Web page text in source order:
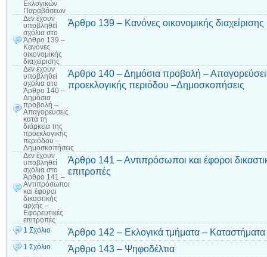
Εκλογικών
Παραβάσεων
Δεν έχουν
υποβληθεί
σχόλια στο
Άρθρο 139 –
Κανόνες
οικονομικής
διαχείρισης
Άρθρο 139 – Κανόνες οικονομικής διαχείρισης
Δεν έχουν
υποβληθεί
σχόλια στο
Άρθρο 140 –
Δημόσια
προβολή –
Απαγορεύσεις
κατά τη
διάρκεια της
προεκλογικής
περιόδου –
Δημοσκοπήσεις
Άρθρο 140 – Δημόσια προβολή – Απαγορεύσεις
προεκλογικής περιόδου –Δημοσκοπήσεις
Δεν έχουν
υποβληθεί
σχόλια στο
Άρθρο 141 –
Αντιπρόσωποι
και έφοροι
δικαστικής
αρχής –
Εφορευτικές
επιτροπές
Άρθρο 141 – Αντιπρόσωποι και έφοροι
επιτροπές
1 Σχόλιο Άρθρο 142 – Εκλογικά τμήματα –
1 Σχόλιο Άρθρο 143 – Ψηφοδέλτια